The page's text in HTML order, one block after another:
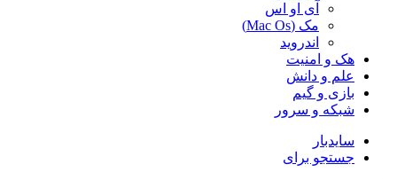
آی او اس
مک (Mac Os)
اندروید
هک و امنیت
علم و دانش
بازی و گیم
شبکه و سرور
سایدبار
جستجو برای